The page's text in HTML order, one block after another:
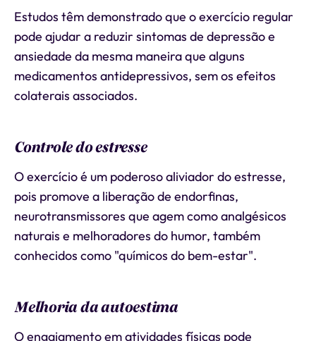
Estudos têm demonstrado que o exercício regular
pode ajudar a reduzir sintomas de depressão e
ansiedade da mesma maneira que alguns
medicamentos antidepressivos, sem os efeitos
colaterais associados.
Controle do estresse
O exercício é um poderoso aliviador do estresse,
pois promove a liberação de endorfinas,
neurotransmissores que agem como analgésicos
naturais e melhoradores do humor, também
conhecidos como "químicos do bem-estar".
Melhoria da autoestima
O engajamento em atividades físicas pode